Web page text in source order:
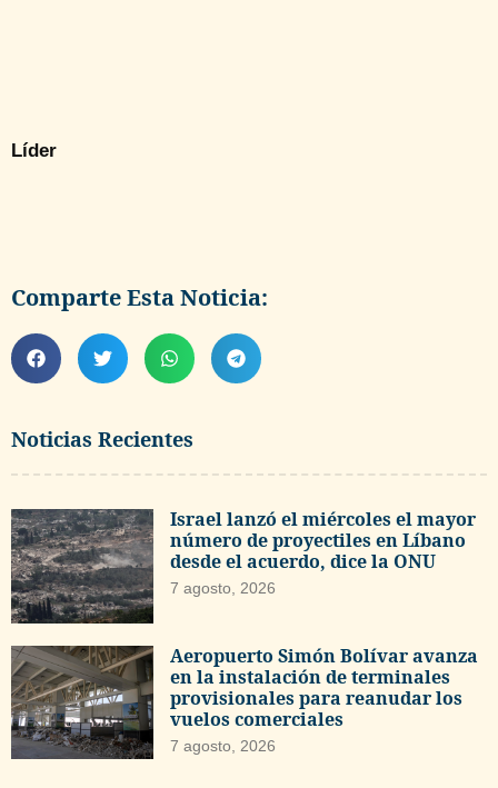
Noticias Recientes
Israel lanzó el miércoles el mayor
número de proyectiles en Líbano
desde el acuerdo, dice la ONU
7 agosto, 2026
Aeropuerto Simón Bolívar avanza
en la instalación de terminales
provisionales para reanudar los
vuelos comerciales
7 agosto, 2026
Líder
Comparte Esta Noticia: